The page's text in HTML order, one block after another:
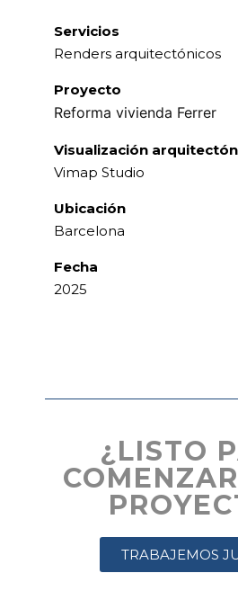
Servicios
Renders arquitectónicos
Proyecto
Reforma vivienda Ferrer
Visualización
Vimap Studio
Ubicación
Barcelona
Fecha
2025
¿LISTO
TRABAJEMOS